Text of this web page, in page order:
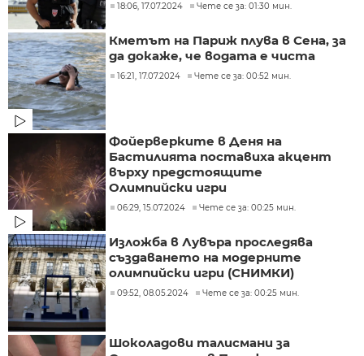
18:06, 17.07.2024 Чете се за: 01:30 мин.
Кметът на Париж плува в Сена, за
да докаже, че водата е чиста
16:21, 17.07.2024 Чете се за: 00:52 мин.
Фойерверките в Деня на
Бастилията поставиха акцент
върху предстоящите
Олимпийски игри
06:29, 15.07.2024 Чете се за: 00:25 мин.
Изложба в Лувъра проследява
създаването на модерните
олимпийски игри (СНИМКИ)
09:52, 08.05.2024 Чете се за: 00:25 мин.
Шоколадови талисмани за